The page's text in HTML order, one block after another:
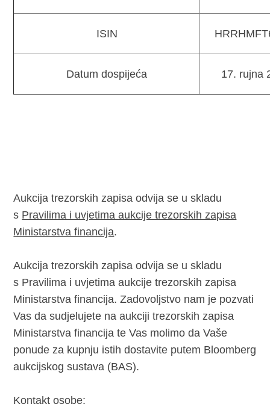
ISIN
Datum dospijeća 17. rujna
Aukcija trezorskih zapisa odvija se u skladu
s Pravilima i uvjetima aukcije trezorskih zapisa
Ministarstva financija.
Aukcija trezorskih zapisa odvija se u skladu
s Pravilima i uvjetima aukcije trezorskih zapisa
Ministarstva financija. Zadovoljstvo nam je pozvati
Vas da sudjelujete na aukciji trezorskih zapisa
Ministarstva financija te Vas molimo da Vaše
ponude za kupnju istih dostavite putem Bloomberg
aukcijskog sustava (BAS).
Kontakt osobe: